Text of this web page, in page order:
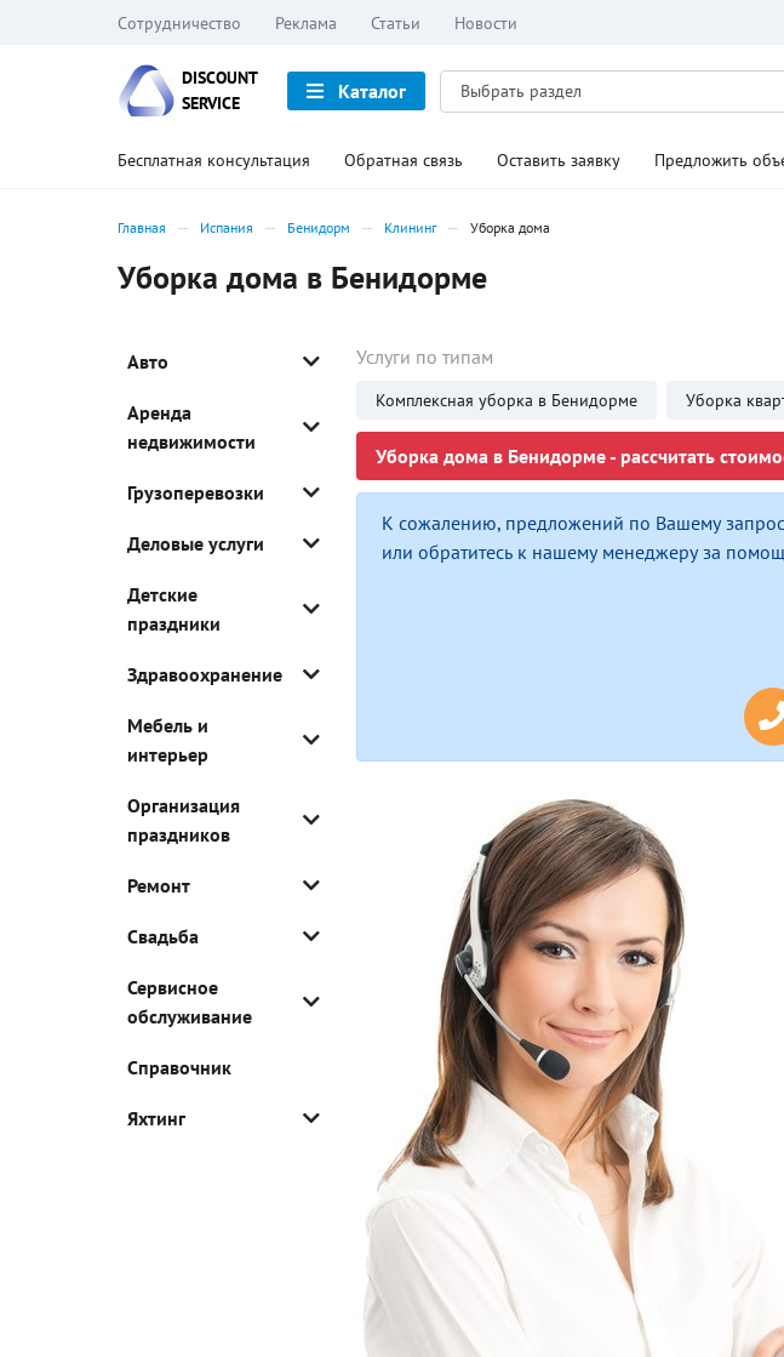
Сотрудничество Реклама Статьи Новости
DISCOUNT
SERVICE
Каталог
Бесплатная консультация Обратная связь Оставить заявку Предложить
Главная Испания Бенидорм Клининг Уборка дома
Уборка дома в Бенидорме
Авто
Аренда
недвижимости
Грузоперевозки
Деловые услуги
Детские
праздники
Здравоохранение
Мебель и
интерьер
Организация
праздников
Ремонт
Свадьба
Сервисное
обслуживание
Справочник
Яхтинг
Услуги по типам
Комплексная уборка в Бенидорме Уборка
Уборка дома в Бенидорме - рассчитать
К сожалению, предложений по Вашему
или обратитесь к нашему менеджеру за